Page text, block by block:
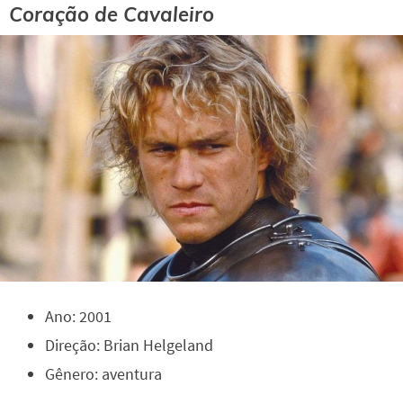
Coração de Cavaleiro
Ano: 2001
Direção: Brian Helgeland
Gênero: aventura